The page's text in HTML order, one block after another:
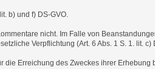
b) und f) DS-GVO.
nicht. Im Falle von
Verpflichtung (Art. 6 Abs. 1 S. 1. lit. c)
Erreichung des Zweckes ihrer Erhebung